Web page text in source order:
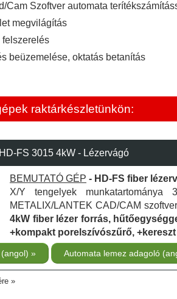
Cam Szoftver automata
megvilágítás
felszerelés
beüzemelése, oktatás betanítás
raktárkészletünkön:
FS 3015 4kW - Lézervágó
BEMUTATÓ GÉP - HD-FS fiber
X/Y tengelyek munkatartománya
METALIX/LANTEK CAD/CAM
4kW fiber lézer forrás,
+kompakt porelszívószűrő,
Automata lemez adagoló